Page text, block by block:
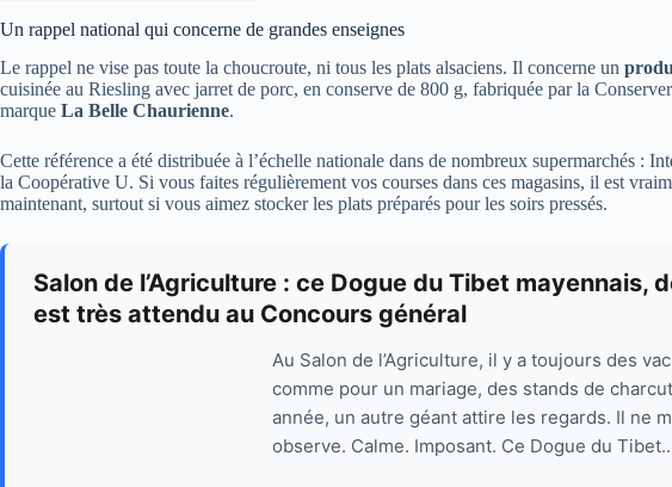
Un rappel national qui concerne de grandes enseignes
Le rappel ne vise pas toute la choucroute, ni tous les plats alsaciens. Il concerne un
cuisinée au Riesling avec jarret de porc, en conserve de 800 g, fabriquée par la
marque La Belle Chaurienne.
Cette référence a été distribuée à l’échelle nationale dans de nombreux supermarchés :
la Coopérative U. Si vous faites régulièrement vos courses dans ces magasins, il est
maintenant, surtout si vous aimez stocker les plats préparés pour les soirs pressés.
Salon de l’Agriculture : ce Dogue du Tibet mayennais,
est très attendu au Concours général
Au Salon de l’Agriculture, il y a toujours des
comme pour un mariage, des stands de
année, un autre géant attire les regards. Il ne
observe. Calme. Imposant. Ce Dogue du